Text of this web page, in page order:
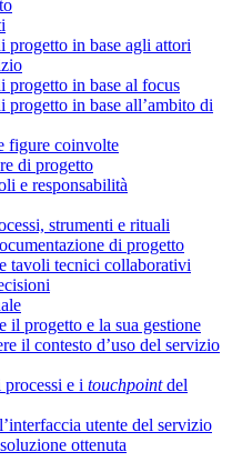
progetto in base agli attori
progetto in base al focus
in base all’ambito di
figure coinvolte
di progetto
e responsabilità
strumenti e rituali
di progetto
tavoli tecnici collaborativi
il progetto e la sua gestione
il contesto d’uso del servizio
e i touchpointdel
utente del servizio
ottenuta